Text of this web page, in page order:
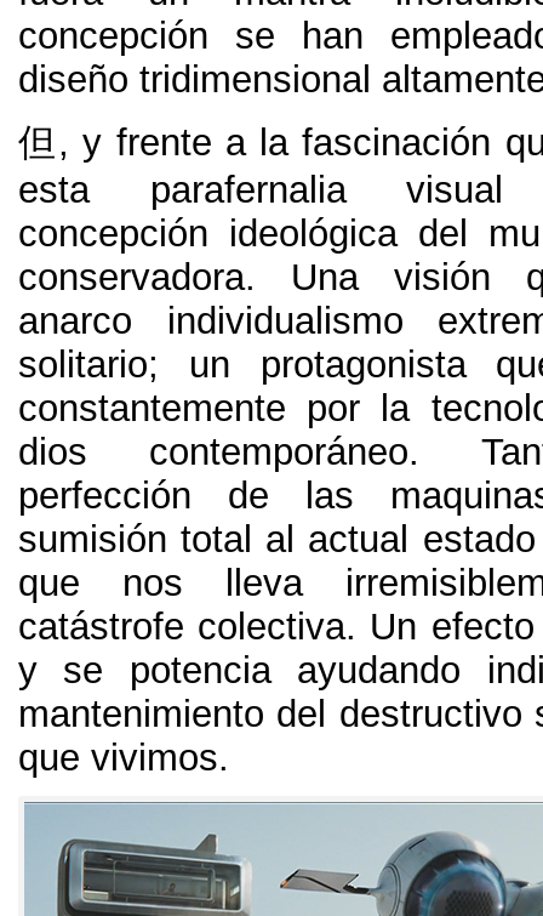
concepción se han
diseño tridimensional
但,y frente a la fascinación
esta parafernalia
concepción ideológica del
conservadora. Una visión
anarco individualismo
solitario; un protagonista
constantemente por la
dios contemporáneo.
perfección de las
sumisión total al actual
que nos lleva
catástrofe colectiva. Un
y se potencia ayudando
mantenimiento del destructivo
que vivimos.